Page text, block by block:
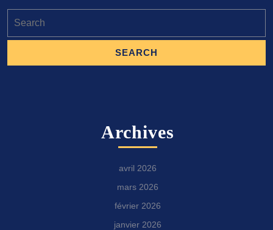
for:
Archives
avril 2026
mars 2026
février 2026
janvier 2026